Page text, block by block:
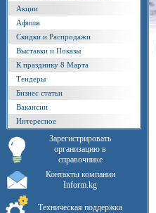
Акции
Афиша
Скидки и Распродажи
Выставки и Показы
К празднику 8 Марта
Тендеры
Бизнес статьи
Вакансии
Интересное
Зарегистрировать
организацию в
справочнике
Контакты компании
Inform.kg
Техническая поддержка